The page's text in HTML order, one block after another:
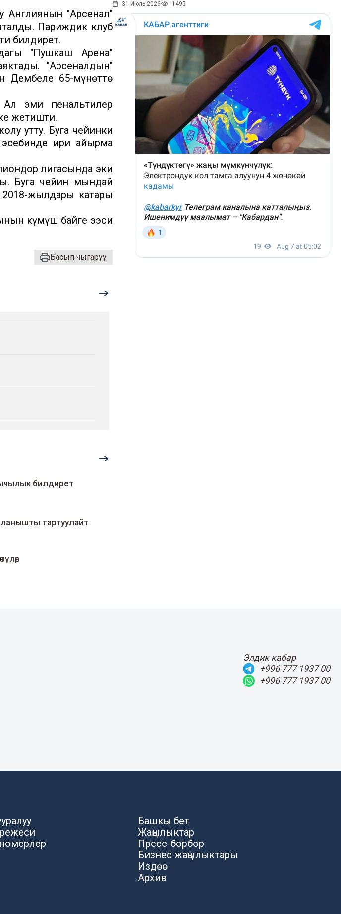
Англиянын "Арсенал"
Париждик клуб
билдирет.
"Пушкаш Арена"
"Арсеналдын"
Дембеле 65-мүнөттө
эми пенальтилер
жетишти.
утту. Буга чейинки
ири айырма
лигасында эки
Буга чейин мындай
жылдары катары
күмүш байге ээси
Басып чыгаруу
31 Июль 2026 1495
билдирет
тартуулайт
Элдик кабар
+996 777 1937 00
+996 777 1937 00
Башкы бет
Жаңылыктар
Пресс-борбор
Бизнес жаңылыктары
Издөө
Архив